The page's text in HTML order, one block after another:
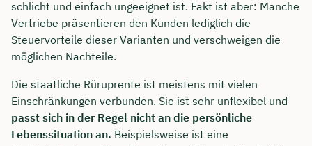
schlicht und einfach ungeeignet ist. Fakt ist aber: Manche
Vertriebe präsentieren den Kunden lediglich die
Steuervorteile dieser Varianten und verschweigen die
möglichen Nachteile.
Die staatliche Rüruprente ist meistens mit vielen
Einschränkungen verbunden. Sie ist sehr unflexibel und
passt sich in der Regel nicht an die persönliche
Lebenssituation an. Beispielsweise ist eine